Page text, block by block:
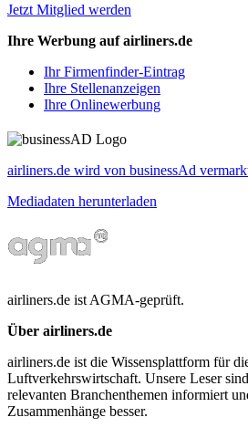
Jetzt Mitglied werden
Ihre Werbung auf airliners.de
Ihr Firmenfinder-Eintrag
Ihre Stellenanzeigen
Ihre Onlinewerbung
airliners.de wird von businessAd
Mediadaten herunterladen
airliners.de ist AGMA-geprüft.
Über airliners.de
airliners.de ist die Wissensplattform für
Luftverkehrswirtschaft. Unsere Leser
relevanten Branchenthemen informiert
Zusammenhänge besser.